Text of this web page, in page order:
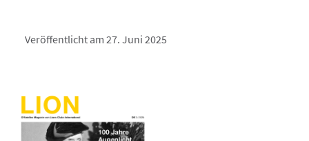
Veröffentlicht am 27. Juni 2025